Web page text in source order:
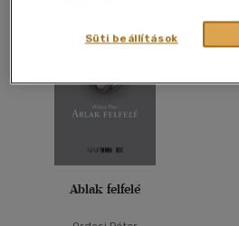
Alkalmaz
Ablak felfelé
Süti beállítások